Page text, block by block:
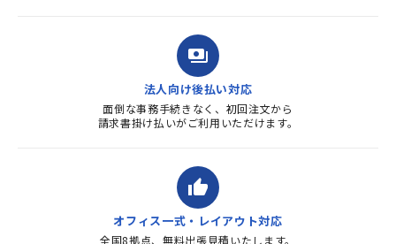
payments
法人向け後払い対応
面倒な事務手続きなく、初回注文から
請求書掛け払いがご利用いただけます。
thumb_up
オフィス一式・レイアウト対応
全国8拠点、無料出張見積いたします。